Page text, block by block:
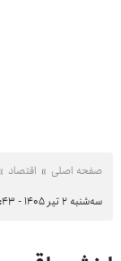
صفحه اصلی اقتصاد
سه‌شنبه ۲ تیر ۱۴۰۵ - ۱۰:۴۳